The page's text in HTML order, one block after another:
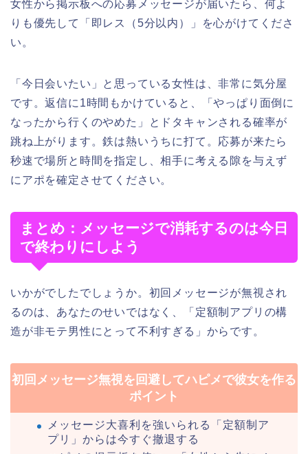
女性から掲示板への応募メッセージが届いたら、何よ
りも優先して「即レス（5分以内）」を心がけてくださ
い。
「今日会いたい」と思っている女性は、非常に気分屋
です。返信に1時間もかけていると、「やっぱり面倒に
なったから行くのやめた」とドタキャンされる確率が
跳ね上がります。鉄は熱いうちに打て。応募が来たら
秒速で場所と時間を指定し、相手に考える隙を与えず
にアポを確定させてください。
まとめ：メッセージで消耗するのは今日
で終わりにしよう
いかがでしたでしょうか。初回メッセージが無視され
るのは、あなたのせいではなく、「定額制アプリの構
造が非モテ男性にとって不利すぎる」からです。
初回メッセージ無視を回避してハピメで彼女を作る
ポイント
メッセージ大喜利を強いられる「定額制ア
プリ」からは今すぐ撤退する